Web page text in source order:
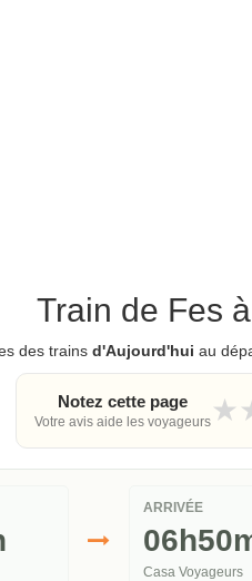
Train de Fes
des trainsd'Aujourd'hui au
Notez cette page
Votre avis aide les voyageurs ★
ARRIVÉE
Casa Voyageurs